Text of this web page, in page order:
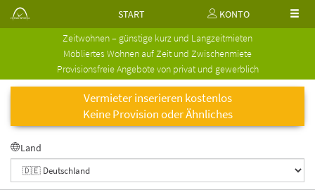
START
KONTO
Zeitwohnen – günstige kurz und Langzeitmieten
Möbliertes Wohnen auf Zeit und Zwischenmiete
Provisionsfreie Angebote von privat und gewerblich
Vermieter inserieren kostenlos
Keine Provision oder Ähnliches
Land